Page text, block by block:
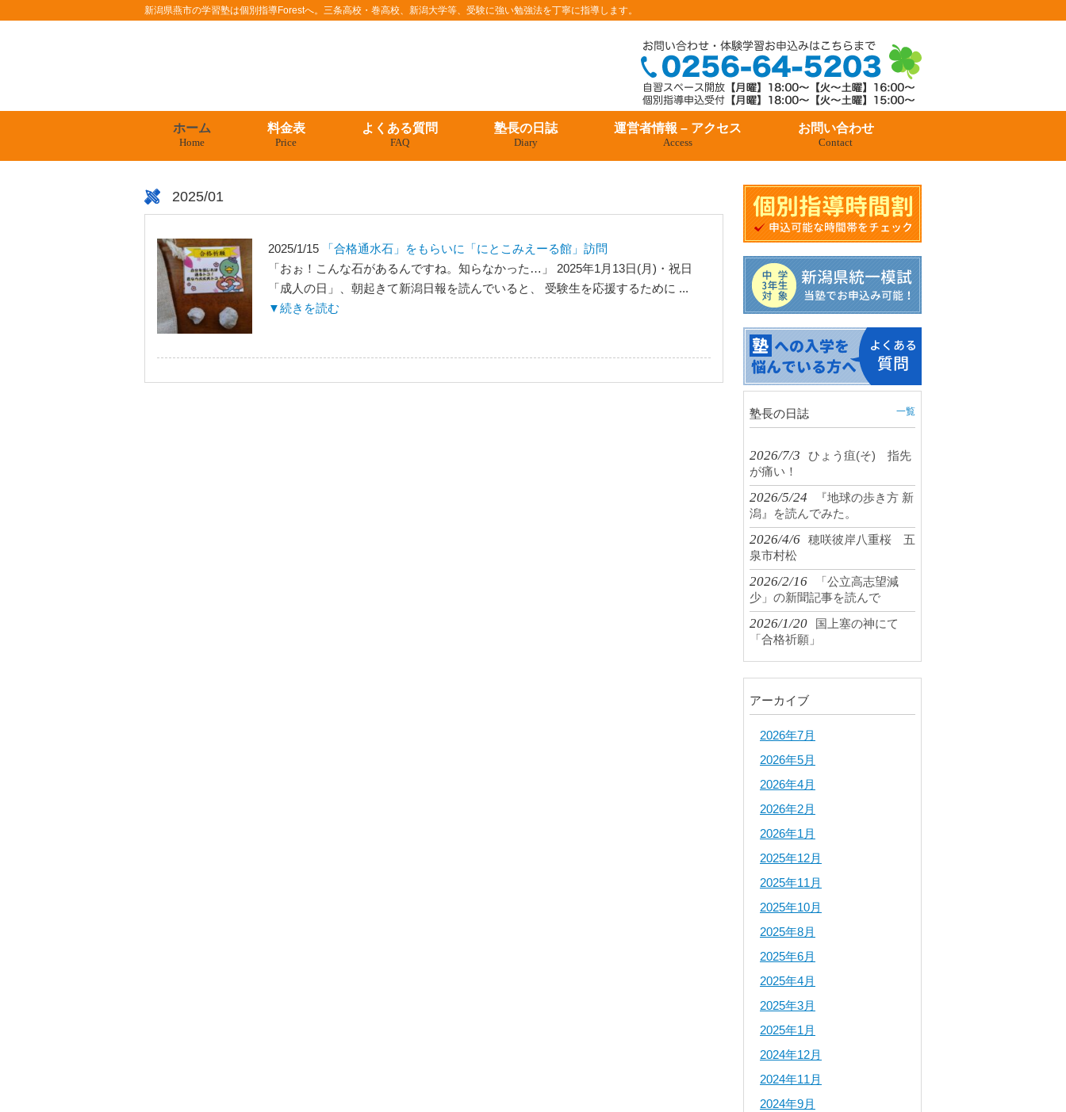
新潟県燕市の学習塾は個別指導Forestへ。三条高校・巻高校、新潟大学等、受験に強い勉強法を丁寧に指導します。
ホーム
Home
料金表
Price
よくある質問
FAQ
塾長の日誌
Diary
運営者情報 – アクセス
Access
お問い合わせ
Contact
2025/01
2025/1/15
「合格通水石」をもらいに「にとこみえーる館」訪問
「おぉ！こんな石があるんですね。知らなかった…」 2025年1月13日(月)・祝日
「成人の日」、朝起きて新潟日報を読んでいると、 受験生を応援するために ...
▼続きを読む
塾長の日誌 一覧
2026/7/3
ひょう疽(そ) 指先
が痛い！
2026/5/24
『地球の歩き方 新
潟』を読んでみた。
2026/4/6
穂咲彼岸八重桜 五
泉市村松
2026/2/16
「公立高志望減
少」の新聞記事を読んで
2026/1/20
国上塞の神にて
「合格祈願」
アーカイブ
2026年7月
2026年5月
2026年4月
2026年2月
2026年1月
2025年12月
2025年11月
2025年10月
2025年8月
2025年6月
2025年4月
2025年3月
2025年1月
2024年12月
2024年11月
2024年9月